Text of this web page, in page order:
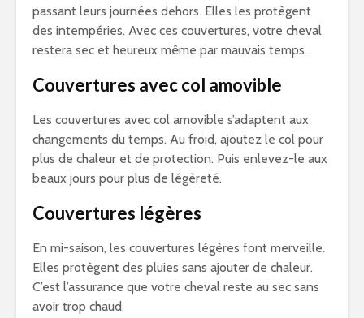
passant leurs journées dehors. Elles les protègent
des intempéries. Avec ces couvertures, votre cheval
restera sec et heureux même par mauvais temps.
Couvertures avec col amovible
Les couvertures avec col amovible s’adaptent aux
changements du temps. Au froid, ajoutez le col pour
plus de chaleur et de protection. Puis enlevez-le aux
beaux jours pour plus de légèreté.
Couvertures légères
En mi-saison, les couvertures légères font merveille.
Elles protègent des pluies sans ajouter de chaleur.
C’est l’assurance que votre cheval reste au sec sans
avoir trop chaud.